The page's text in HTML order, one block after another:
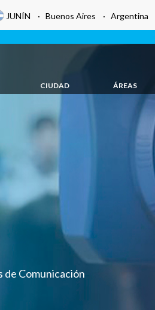
JUNÍN · Buenos Aires · Argentina
CIUDAD ÁREAS
Comunicación